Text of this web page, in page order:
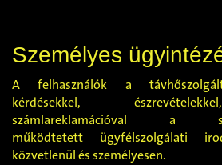
Személyes
A felhasználók a
kérdésekkel,
számlareklamációval a
működtetett ügyfélszolgálati
közvetlenül és személyesen.